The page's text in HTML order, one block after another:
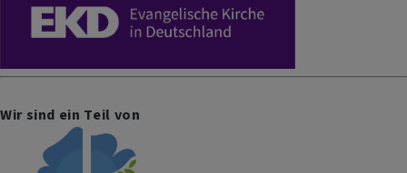
Wir sind ein Teil von